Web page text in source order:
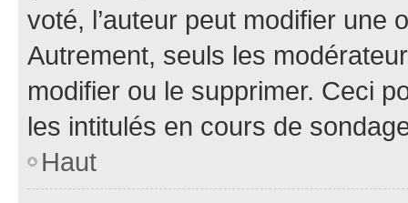
voté, l’auteur peut modifier une
Autrement, seuls les
modifier ou le supprimer. Ceci
les intitulés en cours de
Haut